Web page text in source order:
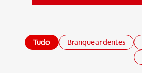
PARA PROFISSIONAIS PT (PT)
Tudo Branquear dentes